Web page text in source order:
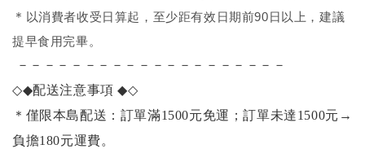
＊ 以消費者收受日算起，至少距有效日期前90日以上，建議
提早食用完畢。
－－－－－－－－－－－－－－－－－－－－
◇◆配送注意事項◆◇
＊僅限本島配送：訂單滿1500元免運；訂單未達1500元 →
負擔180元運費。